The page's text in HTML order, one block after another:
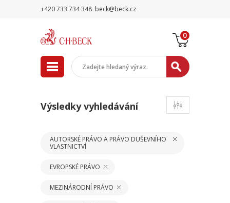
+420 733 734 348 beck@beck.cz
0
Výsledky vyhledávání
AUTORSKÉ PRÁVO A PRÁVO DUŠEVNÍHO
VLASTNICTVÍ
EVROPSKÉ PRÁVO
MEZINÁRODNÍ PRÁVO